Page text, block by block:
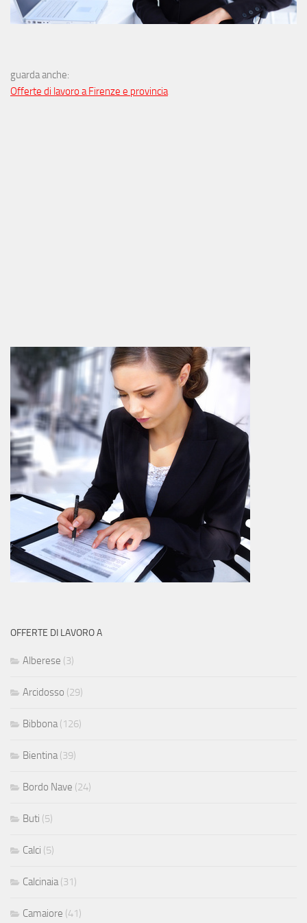
guarda anche:
Offerte di lavoro a Firenze e provincia
OFFERTE DI LAVORO A
Alberese (3)
Arcidosso (29)
Bibbona (126)
Bientina (39)
Bordo Nave (24)
Buti (5)
Calci (5)
Calcinaia (31)
Camaiore (41)